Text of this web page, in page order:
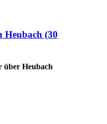
Heubach (30
über Heubach